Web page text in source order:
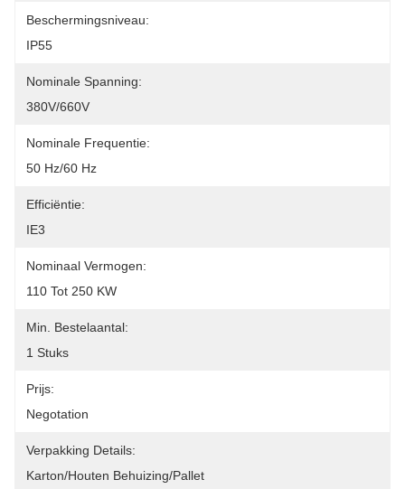
Beschermingsniveau:
IP55
Nominale Spanning:
380V/660V
Nominale Frequentie:
50 Hz/60 Hz
Efficiëntie:
IE3
Nominaal Vermogen:
110 Tot 250 KW
Min. Bestelaantal:
1 Stuks
Prijs:
Negotation
Verpakking Details:
Karton/houten Behuizing/pallet